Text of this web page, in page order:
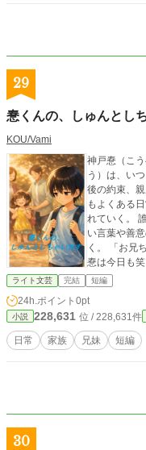
29
惷くんの、しゅんとし
KOU/Vami
神戸惷（こ
う）は、いつ
後の約束、
もよくある
れていく。
い言葉や善
く。 「お兄ちゃんなんだから」 その一言を飲み込みながら、
惷は今日も
持ちは、誰にも
な日常の中で
ライト文芸 完結 短編
24h.ポイント 0pt
小説 228,631 位 / 228,631件
日常 家族 兄妹 短編
30